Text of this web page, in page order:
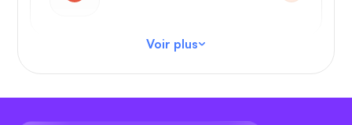
Code VS
Voir plus